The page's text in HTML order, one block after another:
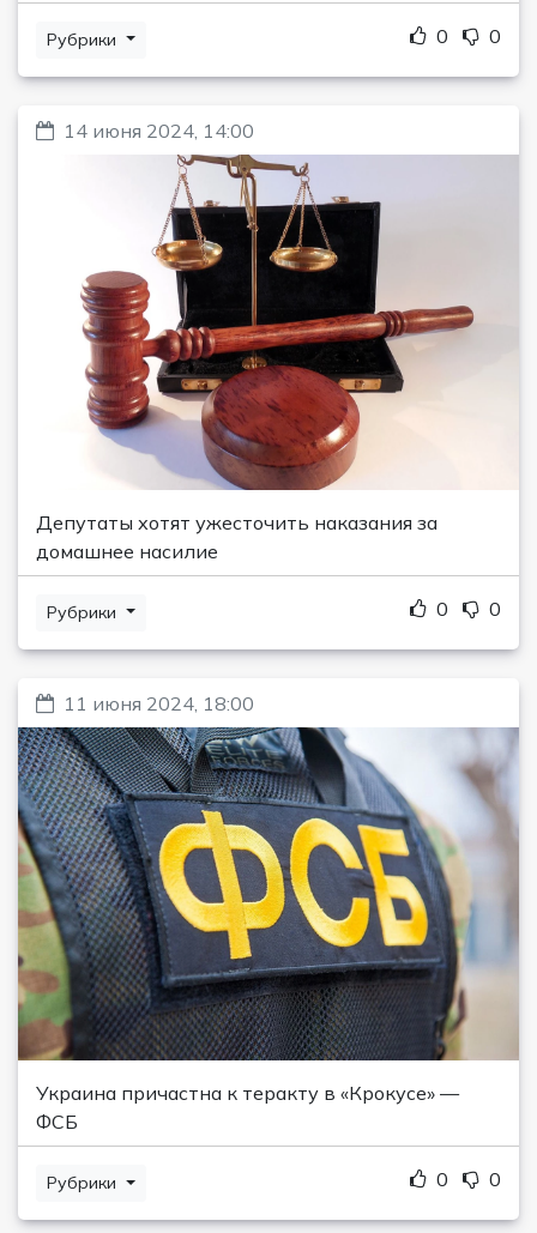
Рубрики 0 0
14 июня 2024, 14:00
Депутаты хотят ужесточить наказания за
домашнее насилие
Рубрики 0 0
11 июня 2024, 18:00
Украина причастна к теракту в «Крокусе» —
ФСБ
Рубрики 0 0